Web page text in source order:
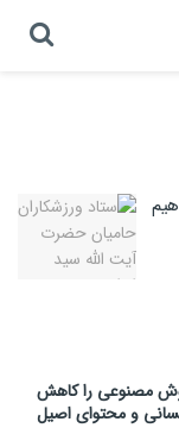
مصنوعی را کاهش
و محتوای اصیل